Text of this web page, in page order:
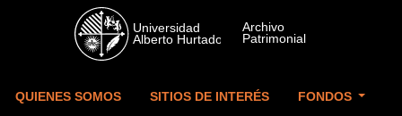
Skip to main content
QUIENES SOMOS SITIOS DE INTERÉS FONDOS